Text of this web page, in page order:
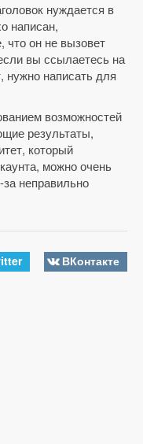
нуждается в
написан,
что он не вызовет
вы ссылаетесь на
нужно написать для
возможностей
результаты,
который
можно очень
неправильно
ВКонтакте